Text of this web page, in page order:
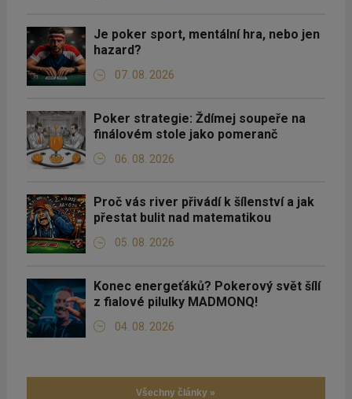
Je poker sport, mentální hra, nebo jen
hazard?
07. 08. 2026
Poker strategie: Ždímej soupeře na
finálovém stole jako pomeranč
06. 08. 2026
Proč vás river přivádí k šílenství a jak
přestat bulit nad matematikou
05. 08. 2026
Konec energeťáků? Pokerový svět šílí
z fialové pilulky MADMONQ!
04. 08. 2026
Všechny články »